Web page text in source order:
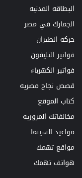
البطاقه المدنيه
الجمارك في مصر
حركه الطيران
فواتير التليفون
فواتير الكهرباء
قصص نجاح مصريه
كتاب الموقع
مخالفاتك المروريه
مواعيد السينما
مواقع تهمك
هواتف تهمك